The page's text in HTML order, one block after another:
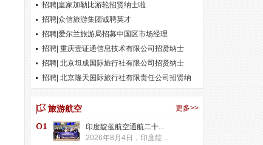
招聘|皇家加勒比游轮招贤纳士啦
招聘|众信旅游集团诚聘英才
招聘|爱尔兰旅游局招募中国区市场经理
招聘| 重庆壹证通信息技术有限公司招贤纳士
招聘| 北京坦成国际旅行社有限公司招贤纳士
招聘| 北京隆天国际旅行社有限责任公司招贤纳
更多>>
旅游航空
印度靛蓝航空通航二十...
2026年8月4日，印度靛...